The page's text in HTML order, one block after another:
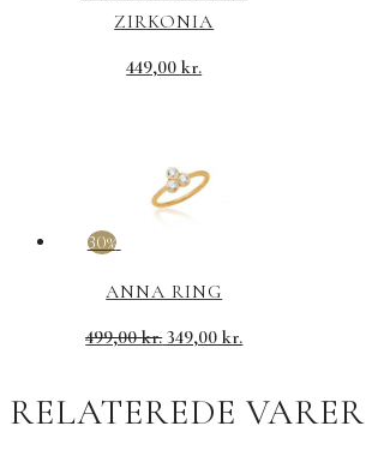
ZIRKONIA
449,00kr.
30%
ANNA RING
499,00kr. 349,00kr.
RELATEREDE VARER